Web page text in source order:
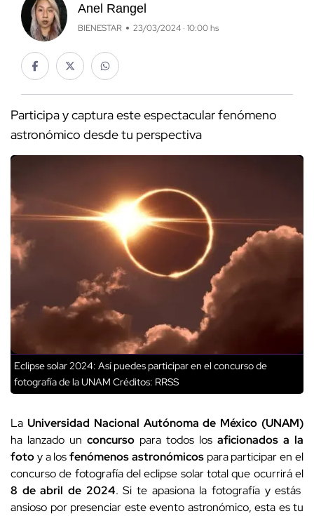
Anel Rangel
BIENESTAR 23/03/2024 · 10:00 hs
Participa y captura este espectacular fenómeno
astronómico desde tu perspectiva
Eclipse solar 2024: Así puedes participar en el concurso de
fotografía de la UNAM Créditos: RRSS
La Universidad Nacional Autónoma de México (UNAM)
ha lanzado un concurso para todos los aficionados a la
fotoy a losfenómenos astronómicospara participar en el
concurso de fotografía del eclipse solar total que ocurrirá el
8 de abril de 2024. Si te apasiona la fotografía y estás
ansioso por presenciar este evento astronómico, esta es tu